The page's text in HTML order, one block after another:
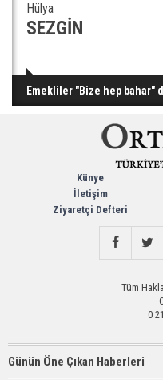
Hülya
SEZGİN
Emekliler "Bize hep bahar"
Künye
İletişim
Ziyaretçi Defteri
Tüm
0
Günün Öne Çıkan Haberleri